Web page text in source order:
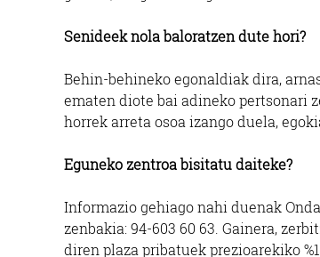
Senideek nola baloratzen dute hori?
Behin-behineko egonaldiak dira,
ematen diote bai adineko pertsonari
horrek arreta osoa izango duela,
Eguneko zentroa bisitatu daiteke?
Informazio gehiago nahi duenak
zenbakia: 94-603 60 63. Gainera,
diren plaza pribatuek prezioarekiko